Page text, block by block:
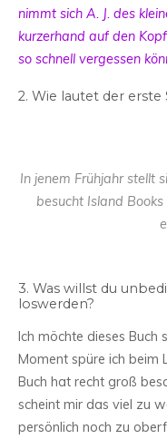
nimmt sich A. J. des
kurzerhand auf den
so schnell vergessen
2. Wie lautet der erste
In jenem Frühjahr stellt
besucht Island
3. Was willst du
loswerden?
Ich möchte dieses
Moment spüre ich beim
Buch hat recht groß
scheint mir das viel zu
persönlich noch zu